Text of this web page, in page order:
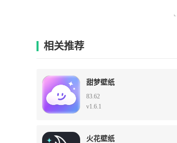
相关推荐
甜梦壁纸
83.62
v1.6.1
火花壁纸